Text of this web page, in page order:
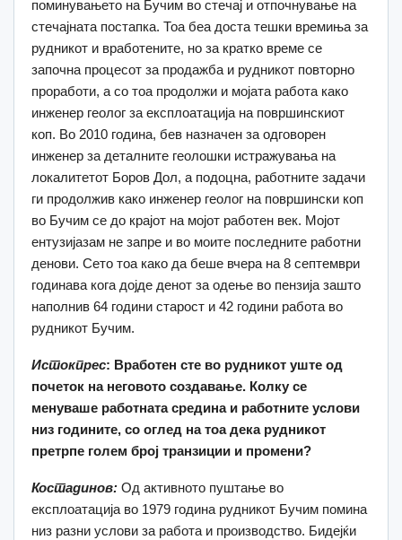
поминувањето на Бучим во стечај и отпочнување на
стечајната постапка. Тоа беа доста тешки времиња за
рудникот и вработените, но за кратко време се
започна процесот за продажба и рудникот повторно
проработи, а со тоа продолжи и мојата работа како
инженер геолог за експлоатација на површинскиот
коп. Во 2010 година, бев назначен за одговорен
инженер за деталните геолошки истражувања на
локалитетот Боров Дол, а подоцна, работните задачи
ги продолжив како инженер геолог на површински коп
во Бучим се до крајот на мојот работен век. Мојот
ентузијазам не запре и во моите последните работни
денови. Сето тоа како да беше вчера на 8 септември
годинава кога дојде денот за одење во пензија зашто
наполнив 64 години старост и 42 години работа во
рудникот Бучим.
Истокпрес: Вработен сте во рудникот уште од
почеток на неговото создавање. Колку се
менуваше работната средина и работните услови
низ годините, со оглед на тоа дека рудникот
претрпе голем број транзиции и промени?
Костадинов: Од активното пуштање во
експлоатација во 1979 година рудникот Бучим помина
низ разни услови за работа и произвoдство. Бидејќи